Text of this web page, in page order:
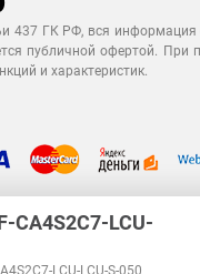
437 ГК РФ, вся
публичной офертой. При
и характеристик.
CA4S2C7-LCU-
LCU-LCU-S-050